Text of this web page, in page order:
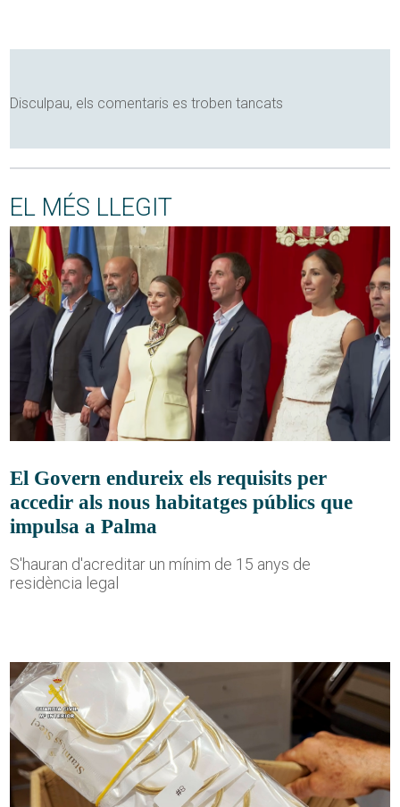
Disculpau, els comentaris es troben tancats
EL MÉS LLEGIT
El Govern endureix els requisits per
accedir als nous habitatges públics que
impulsa a Palma
S'hauran d'acreditar un mínim de 15 anys de
residència legal